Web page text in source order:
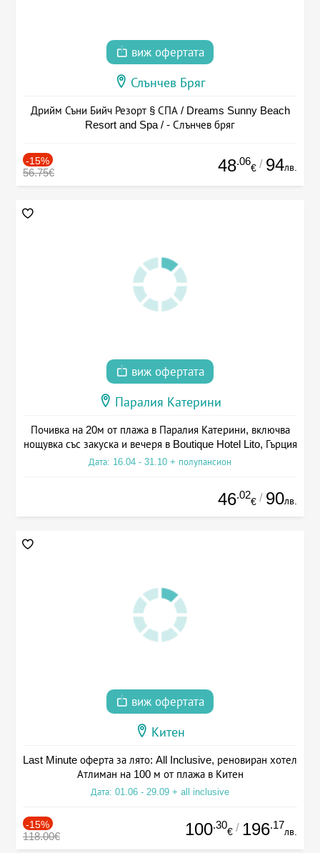
виж офертата
Слънчев Бряг
Дрийм Съни Бийч Резорт § СПА / Dreams Sunny Beach
Resort and Spa / - Слънчев бряг
-15%
56.75€ 48.06
€ / 94лв.
виж офертата
Паралия Катерини
Почивка на 20м от плажа в Паралия Катерини, включва
нощувка със закуска и вечеря в Boutique Hotel Lito, Гърция
Дата: 16.04 - 31.10 + полупансион
46.02
€ / 90лв.
виж офертата
Китен
Last Minute оферта за лято: All Inclusive, реновиран хотел
Атлиман на 100 м от плажа в Китен
Дата: 01.06 - 29.09 + all inclusive
-15%
118.00€ 100.30
€ / 196.17
лв.